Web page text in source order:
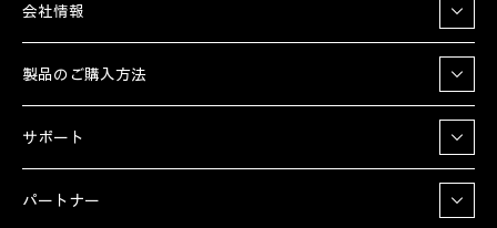
会社情報
製品のご購入方法
サポート
パートナー